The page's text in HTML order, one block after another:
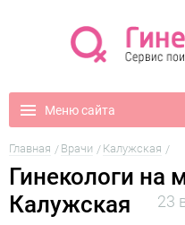
Меню сайта
Главная Врачи Калужская
Гинекологи на
Калужская
23